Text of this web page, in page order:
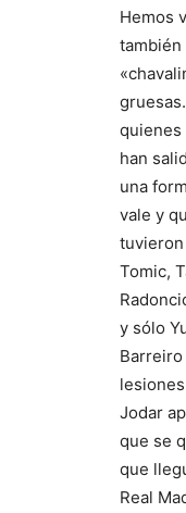
Hemos
también
quienes
han
una
vale y
Tomic,
y sólo
Jodar
que se
que
Real